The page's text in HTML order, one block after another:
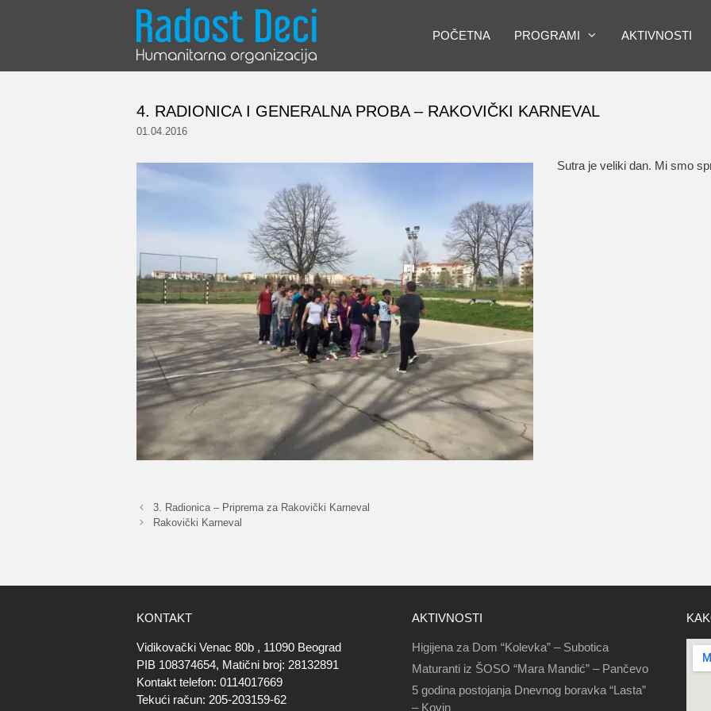
POČETNA PROGRAMI AKTIVNOSTI
4. RADIONICA I GENERALNA PROBA – RAKOVIČKI KARNEVAL
01.04.2016
Sutra je veliki dan. Mi smo
3. Radionica – Priprema za Rakovički Karneval
Rakovički Karneval
KONTAKT
Vidikovački Venac 80b , 11090 Beograd
PIB 108374654, Matični broj: 28132891
Kontakt telefon: 0114017669
Tekući račun: 205-203159-62
AKTIVNOSTI
Higijena za Dom “Kolevka” – Subotica
Maturanti iz ŠOSO “Mara Mandić” – Pančevo
5 godina postojanja Dnevnog boravka “Lasta”
– Kovin